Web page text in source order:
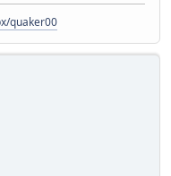
quaker00